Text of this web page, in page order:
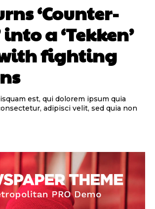
‘Counter-
a ‘Tekken’
fighting
est, qui dolorem ipsum quia
adipisci velit, sed quia non